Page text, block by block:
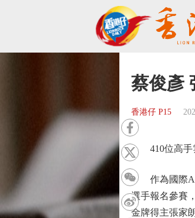
蔡俊彥
香港仔 P15
410位高手
作為國際A級
選手報名參賽
金牌得主張家